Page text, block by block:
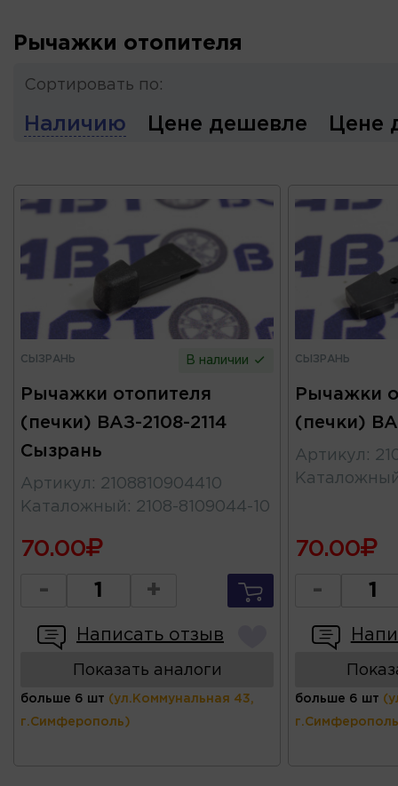
Рычажки отопителя
Сортировать по:
Наличию Цене дешевле Цене
СЫЗРАНЬ В наличии
Рычажки отопителя
(печки) ВАЗ-2108-2114
Сызрань
Артикул : 2108810904410
Каталожный : 2108-8109044-10
70.00
- +
Написать отзыв
Показать аналоги
больше 6 шт (ул.Коммунальная 43,
г.Симферополь)
СЫЗРАНЬ
Рычажки
(печки)
Артикул :
70.00
-
больше 6 шт